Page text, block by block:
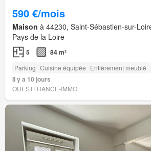
590 €/mois
Maison à 44230, Saint-Sébastien-sur-
Pays de la Loire
5 84 m²
Parking Cuisine équipée Entièrement meublé
Il y a 10 jours
OUESTFRANCE-IMMO